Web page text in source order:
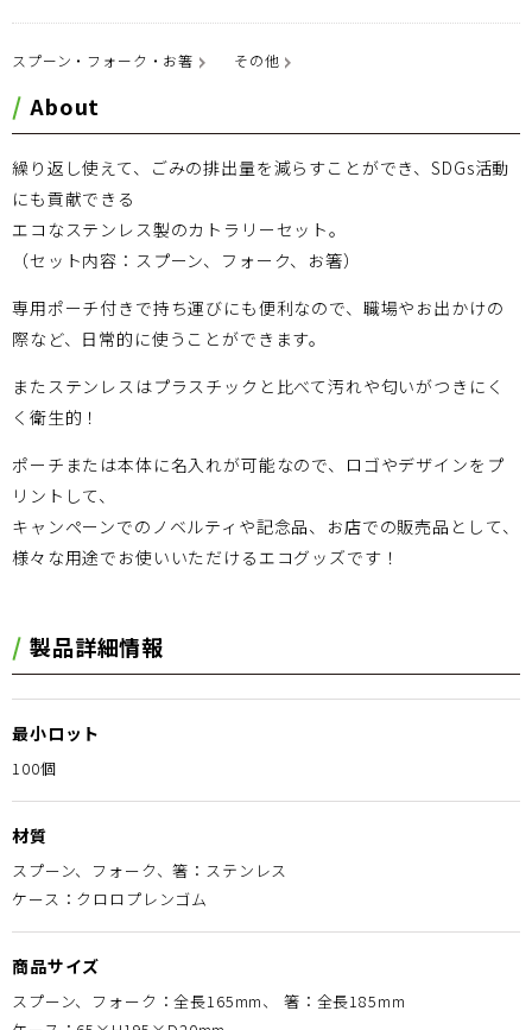
スプーン・フォーク・お箸 その他
About
繰り返し使えて、ごみの排出量を減らすことができ、SDGs活動
にも貢献できる
エコなステンレス製のカトラリーセット。
（セット内容：スプーン、フォーク、お箸）
専用ポーチ付きで持ち運びにも便利なので、職場やお出かけの
際など、日常的に使うことができます。
またステンレスはプラスチックと比べて汚れや匂いがつきにく
く衛生的！
ポーチまたは本体に名入れが可能なので、ロゴやデザインをプ
リントして、
キャンペーンでのノベルティや記念品、お店での販売品として、
様々な用途でお使いいただけるエコグッズです！
製品詳細情報
最小ロット
100個
材質
スプーン、フォーク、箸：ステンレス
ケース：クロロプレンゴム
商品サイズ
スプーン、フォーク：全長165mm、 箸：全長185mm